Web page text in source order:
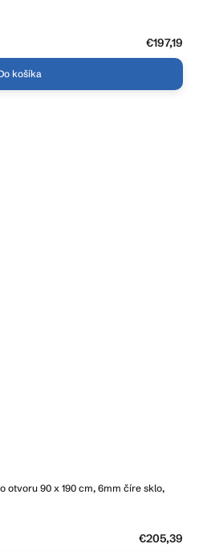
€197,19
košíka
otvoru 90 x 190 cm, 6mm číre sklo,
€205,39